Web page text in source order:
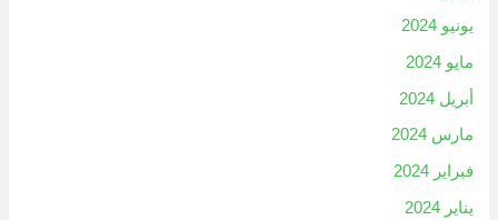
يونيو 2024
مايو 2024
أبريل 2024
مارس 2024
فبراير 2024
يناير 2024